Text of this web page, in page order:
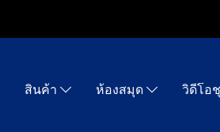
สินค้า ห้องสมุด วิดีโอ